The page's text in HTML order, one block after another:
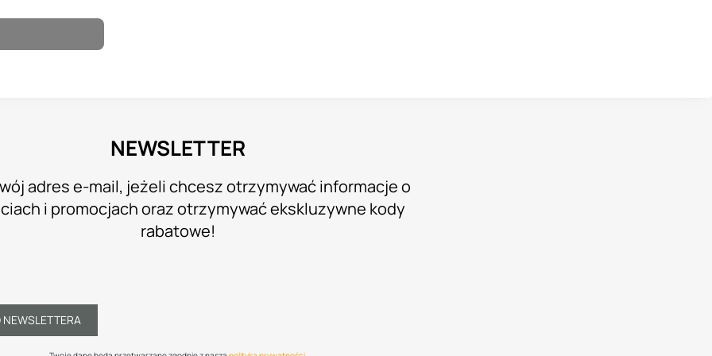
NEWSLETTER
adres e-mail, jeżeli chcesz otrzymywać informacje o
i promocjach oraz otrzymywać ekskluzywne kody
rabatowe!
NEWSLETTERA